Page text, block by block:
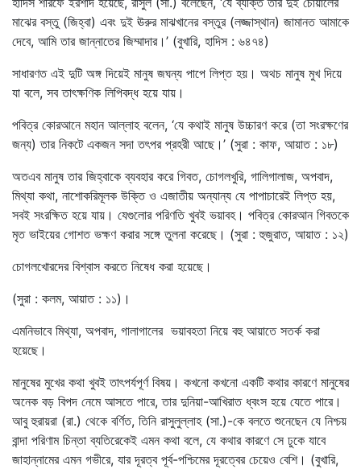
মাঝের বস্তু (জিহ্বা) এবং দুই ঊরুর মাঝখানের বস্তুর (লজ্জাস্থান) জামানত আমাকে
দেবে, আমি তার জান্নাতের জিম্মাদার।’ (বুখারি, হাদিস : ৬৪৭৪)
সাধারণত এই দুটি অঙ্গ দিয়েই মানুষ জঘন্য পাপে লিপ্ত হয়। অথচ মানুষ মুখ দিয়ে
যা বলে, সব তাৎক্ষণিক লিপিবদ্ধ হয়ে যায়।
পবিত্র কোরআনে মহান আল্লাহ বলেন, ‘যে কথাই মানুষ উচ্চারণ করে (তা সংরক্ষণের
জন্য) তার নিকটে একজন সদা তৎপর প্রহরী আছে।’ (সুরা : কাফ, আয়াত : ১৮)
অতএব মানুষ তার জিহ্বাকে ব্যবহার করে গিবত, চোগলখুরি, গালিগালাজ, অপবাদ,
মিথ্যা কথা, নাশোকরিমূলক উক্তি ও এজাতীয় অন্যান্য যে পাপাচারেই লিপ্ত হয়,
সবই সংরক্ষিত হয়ে যায়। যেগুলোর পরিণতি খুবই ভয়াবহ। পবিত্র কোরআন গিবতকে
মৃত ভাইয়ের গোশত ভক্ষণ করার সঙ্গে তুলনা করেছে। (সুরা : হুজুরাত, আয়াত : ১২)
চোগলখোরদের বিশ্বাস করতে নিষেধ করা হয়েছে।
(সুরা : কলম, আয়াত : ১১)।
এমনিভাবে মিথ্যা, অপবাদ, গালাগালের ভয়াবহতা নিয়ে বহু আয়াতে সতর্ক করা
হয়েছে।
মানুষের মুখের কথা খুবই তাৎপর্যপূর্ণ বিষয়। কখনো কখনো একটি কথার কারণে মানুষের
অনেক বড় বিপদ নেমে আসতে পারে, তার দুনিয়া-আখিরাত ধ্বংস হয়ে যেতে পারে।
আবু হুরায়রা (রা.) থেকে বর্ণিত, তিনি রাসুলুল্লাহ (সা.)-কে বলতে শুনেছেন যে নিশ্চয়
বান্দা পরিণাম চিন্তা ব্যতিরেকেই এমন কথা বলে, যে কথার কারণে সে ঢুকে যাবে
জাহান্নামের এমন গভীরে, যার দূরত্ব পূর্ব-পশ্চিমের দূরত্বের চেয়েও বেশি। (বুখারি,